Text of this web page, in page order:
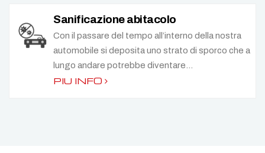
Sanificazione abitacolo
Con il passare del tempo all’interno della nostra
automobile si deposita uno strato di sporco che a
lungo andare potrebbe diventare...
PIU INFO